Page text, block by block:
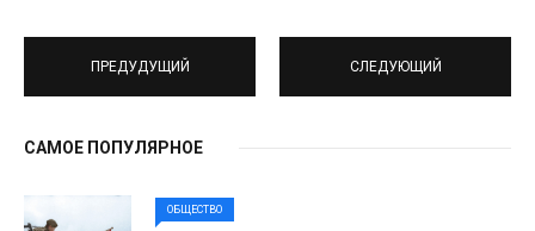
ПРЕДУДУЩИЙ СЛЕДУЮЩИЙ
САМОЕ ПОПУЛЯРНОЕ
ОБЩЕСТВО